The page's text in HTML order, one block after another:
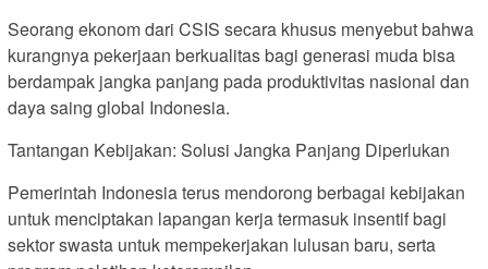
Seorang ekonom dari CSIS secara khusus menyebut bahwa
kurangnya pekerjaan berkualitas bagi generasi muda bisa
berdampak jangka panjang pada produktivitas nasional dan
daya saing global Indonesia.
Tantangan Kebijakan: Solusi Jangka Panjang Diperlukan
Pemerintah Indonesia terus mendorong berbagai kebijakan
untuk menciptakan lapangan kerja termasuk insentif bagi
sektor swasta untuk mempekerjakan lulusan baru, serta